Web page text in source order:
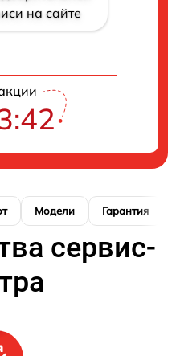
на сайте
Модели Гарантия
сервис-